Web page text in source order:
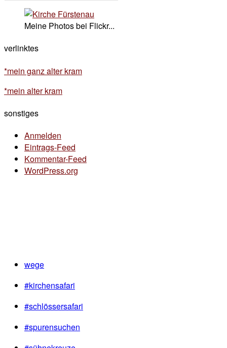
Meine Photos bei Flickr...
verlinktes
*mein ganz alter kram
*mein alter kram
sonstiges
Anmelden
Eintrags-Feed
Kommentar-Feed
WordPress.org
wege
#kirchensafari
#schlössersafari
#spurensuchen